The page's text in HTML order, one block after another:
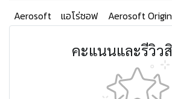
Aerosoft แอโร่ซอฟ Aerosoft
คะแนนและรีวิว